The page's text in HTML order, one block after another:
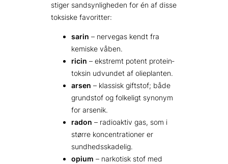
stiger sandsynligheden for én af disse
toksiske favoritter:
sarin – nervegas kendt fra
kemiske våben.
ricin – ekstremt potent protein­
toksin udvundet af olieplanten.
arsen – klassisk giftstof; både
grundstof og folkeligt synonym
for arsenik.
radon – radioaktiv gas, som i
større koncentrationer er
sundhedsskadelig.
opium – narkotisk stof med